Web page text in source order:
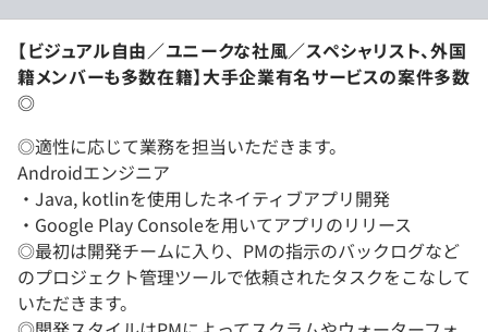
【ビジュアル自由／ユニークな社風／スペシャリスト、外国
籍メンバーも多数在籍】大手企業有名サービスの案件多数
◎
◎適性に応じて業務を担当いただきます。
Androidエンジニア
・Java, kotlinを使用したネイティブアプリ開発
・Google Play Consoleを用いてアプリのリリース
◎最初は開発チームに入り、PMの指示のバックログなど
のプロジェクト管理ツールで依頼されたタスクをこなして
いただきます。